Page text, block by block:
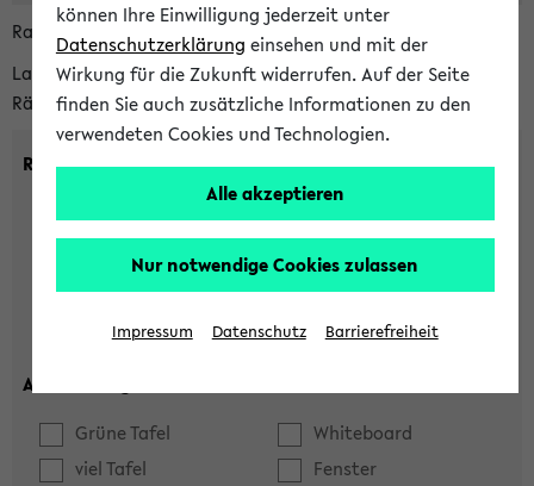
Raumanfragen:
raumvergabe@uni-bielefeld.de
Lassen Sie sich alle Räume anzeigen oder suchen Sie nach
Räumen mit bestimmten Eigenschaften:
Raumkriterien:
max. Plätze:
Ausstattung:
Grüne Tafel
Whiteboard
viel Tafel
Fenster
können Ihre Einwilligung jederzeit unter
Datenschutzerklärung einsehen und mit der
Wirkung für die Zukunft widerrufen. Auf der Seite
finden Sie auch zusätzliche Informationen zu den
verwendeten Cookies und Technologien.
Alle akzeptieren
Nur notwendige Cookies zulassen
Impressum Datenschutz Barrierefreiheit